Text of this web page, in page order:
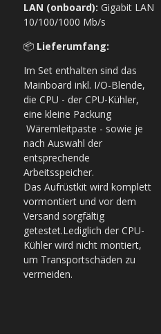
LAN (onboard): Gigabit LAN
10/100/1000 Mb/s
📦 Lieferumfang:
Im Set enthalten sind das
Mainboard inkl. I/O-Blende,
die CPU - der CPU-Kühler,
eine kleine Packung
Wäremleitpaste - sowie je
nach Auswahl der
entsprechende
Arbeitsspeicher.
Das Aufrüstkit wird komplett
vormontiert und vor dem
Versand sorgfältig
getestet.Lediglich der CPU-
Kühler wird nicht montiert,
um Transportschäden zu
vermeiden.